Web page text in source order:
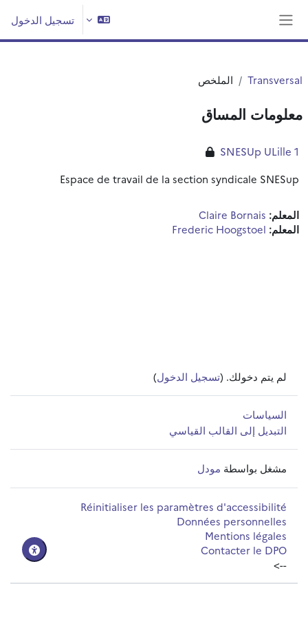
تسجيل الدخول
Transversal الملخص
معلومات المساق
SNESUp ULille 1
Espace de travail de la section syndicale SNESup
المعلم: Claire Bornais
المعلم: Frederic Hoogstoel
لم يتم دخولك. (تسجيل الدخول)
السياسات
التبديل إلى القالب القياسي
مشغل بواسطة مودل
Réinitialiser les paramètres d'accessibilité
Données personnelles
Mentions légales
Contacter le DPO
-->